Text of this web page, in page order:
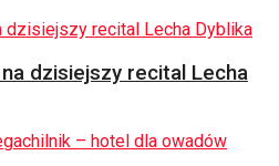
dzisiejszy recital Lecha